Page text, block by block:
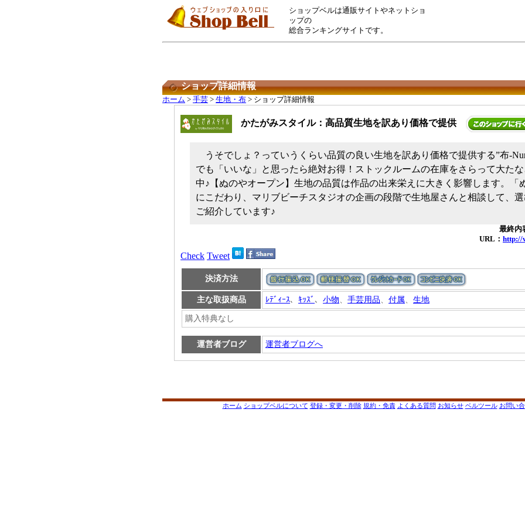
ショップベルは通販サイトやネットショ
ップの
総合ランキングサイトです。
ショップ詳細情報
ホーム > 手芸 > 生地・布 > ショップ詳細情報
かたがみスタイル：高品質生地を訳あり価格で提供
うそでしょ？っていうくらい品質の良い生地を訳あり価格で提供する”布-
でも「いいな」と思ったら絶対お得！ストックルームの在庫をさらって大た
中♪【ぬのやオープン】生地の品質は作品の出来栄えに大きく影響します。「
にこだわり、マリブビーチスタジオの企画の段階で生地屋さんと相談して、
ご紹介しています♪
最終内
URL： http://
Check Tweet
決済方法
主な取扱商品 ﾚﾃﾞｨｰｽ、 ｷｯｽﾞ 、 小物、 手芸用品、 付属、 生地
購入特典なし
運営者ブログ 運営者ブログへ
ホーム ショップベルについて 登録・変更・削除 規約・免責 よくある質問 お知らせ ベルツール お問い